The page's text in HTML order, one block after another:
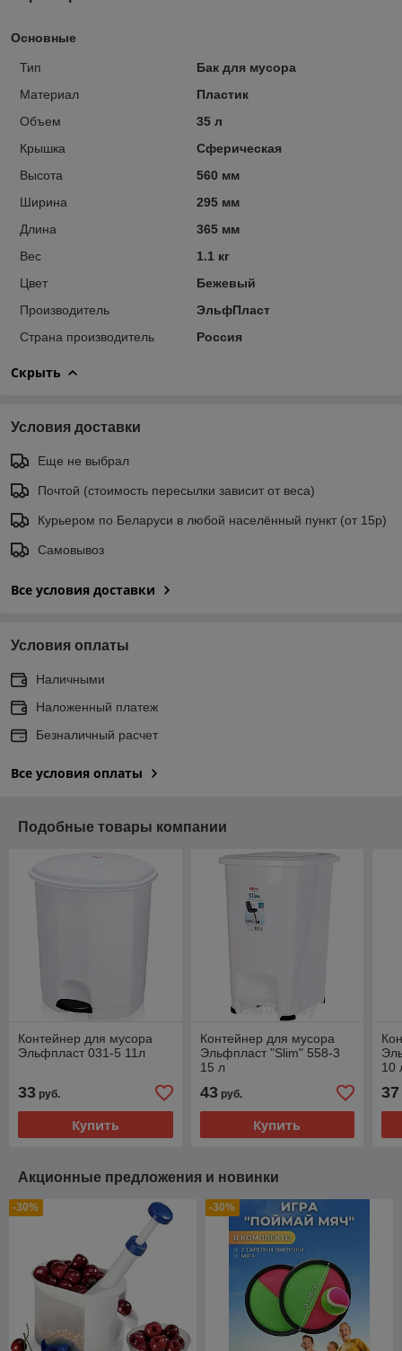
Основные
Тип
Бак для мусора
Материал
Пластик
Объем
35 л
Крышка
Сферическая
Высота
560 мм
Ширина
295 мм
Длина
365 мм
Вес
1.1 кг
Цвет
Бежевый
Производитель
ЭльфПласт
Страна производитель
Россия
Скрыть
Условия доставки
Еще не выбрал
Почтой (стоимость пересылки зависит от веса)
Курьером по Беларуси в любой населённый пункт (от 15р)
Самовывоз
Все условия доставки
Условия оплаты
Наличными
Наложенный платеж
Безналичный расчет
Все условия оплаты
Подобные товары компании
Контейнер для мусора
Эльфпласт 031-5 11л
33 руб.
Купить
Контейнер для мусора
Эльфпласт "Slim" 558-3
15 л
43руб.
Купить
10
37
Акционные предложения и новинки
-30% -30%